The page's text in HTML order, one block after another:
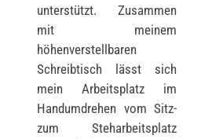
unterstützt. Zusammen
mit meinem
höhenverstellbaren
Schreibtisch lässt sich
mein Arbeitsplatz im
Handumdrehen vom Sitz-
zum Steharbeitsplatz